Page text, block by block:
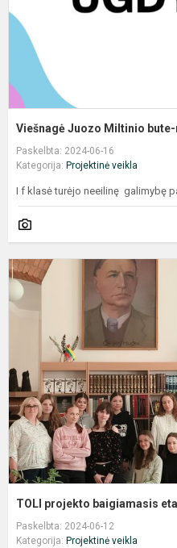
Viešnagė Juozo Miltinio
Paskelbta: 2024-06-16
Kategorija: Projektinė veikla
I f klasė turėjo neeilinę galimybę
TOLI projekto baigiamasis
Paskelbta: 2024-06-12
Kategorija: Projektinė veikla